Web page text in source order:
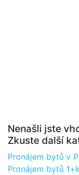
Nenašli jste
Zkuste další
Pronájem bytů v
Pronájem bytů